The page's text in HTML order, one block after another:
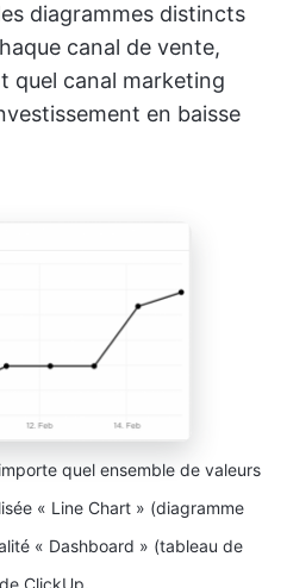
diagrammes distincts
canal de vente,
quel canal marketing
en baisse
quel ensemble de valeurs
« Line Chart » (diagramme
« Dashboard » (tableau de